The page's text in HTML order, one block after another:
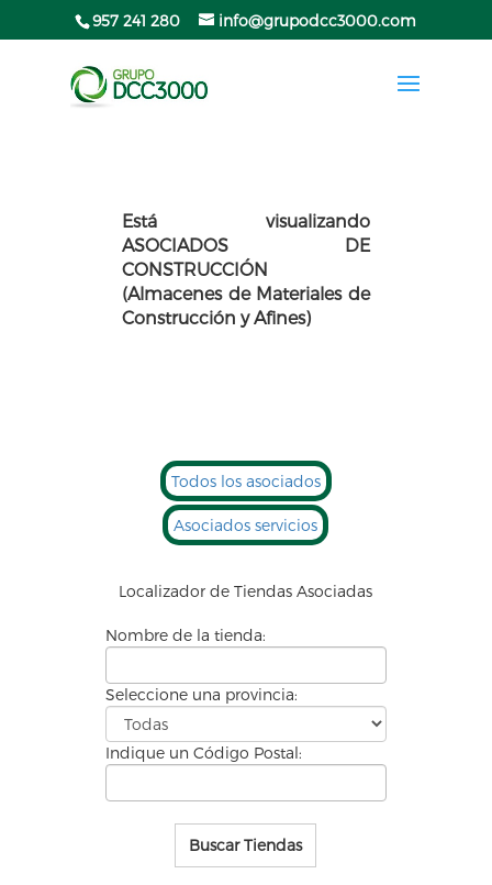
957 241 280 info@grupodcc3000.com
Está visualizando
ASOCIADOS DE
CONSTRUCCIÓN
(Almacenes de Materiales de
Construcción y Afines)
Todos los asociados
Asociados servicios
Localizador deTiendas Asociadas
Nombre de la tienda:
Seleccione una provincia:
Indique un Código Postal:
Buscar Tiendas